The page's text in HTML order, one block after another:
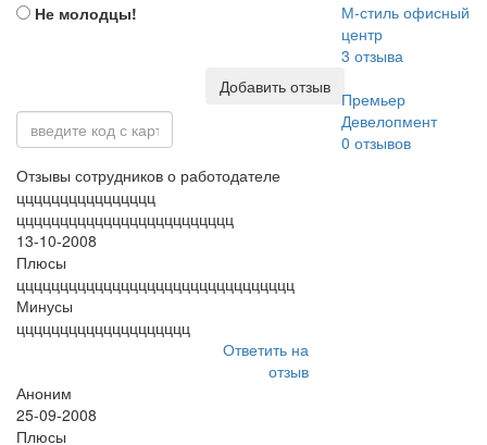
Не молодцы!
Добавить отзыв
Отзывы сотрудников о работодателе
цццццццццццццццц
ццццццццццццццццццццццццц
13-10-2008
Плюсы
цццццццццццццццццццццццццццццццц
Минусы
цццццццццццццццццццц
Ответить на
отзыв
Аноним
25-09-2008
Плюсы
М-стиль офисный
центр
3 отзыва
Премьер
Девелопмент
0 отзывов